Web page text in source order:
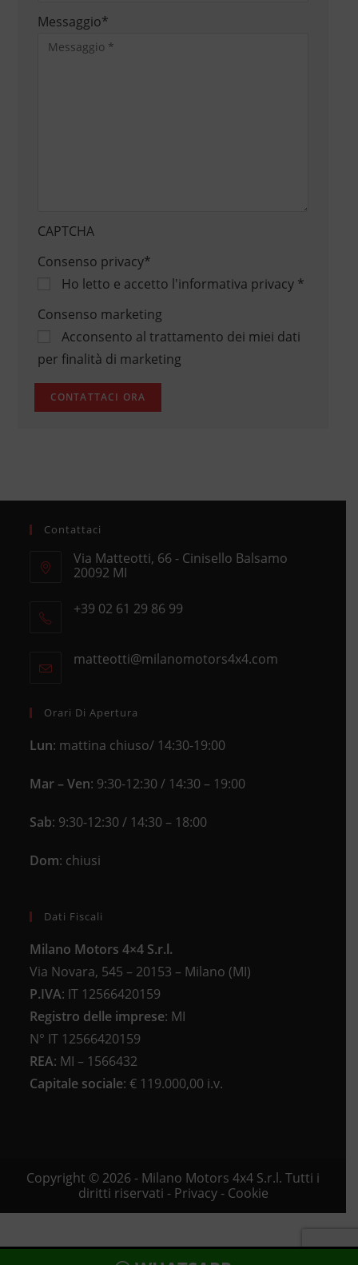
Messaggio*
CAPTCHA
Consenso privacy*
Ho letto e accetto l'informativa privacy*
Consenso marketing
Acconsento al trattamento dei miei dati
per finalità di marketing
Contattaci
Via Matteotti, 66 - Cinisello Balsamo
20092 MI
in
+39 02 61 29 86 99
your
matteotti@milanomotors4x4.comOpens
Orari Di Apertura
Lun: mattina chiuso/ 14:30-19:00
Mar – Ven: 9:30-12:30 / 14:30 – 19:00
Sab: 9:30-12:30 / 14:30 – 18:00
Dom: chiusi
Dati Fiscali
Milano Motors 4×4 S.r.l.
Via Novara, 545 – 20153 – Milano (MI)
P.IVA: IT 12566420159
Registro delle imprese: MI
N° IT 12566420159
REA: MI – 1566432
Capitale sociale: € 119.000,00 i.v.
Copyright © 2026 - Milano Motors 4x4 S.r.l. Tutti i
diritti riservati - Privacy- Cookie